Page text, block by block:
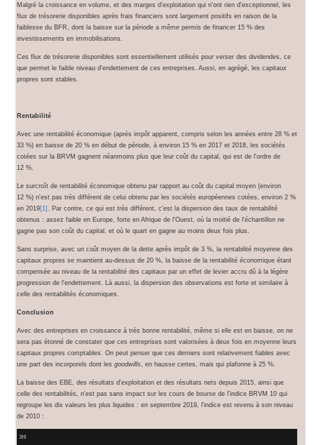
Malgré la croissance en volume, et des marges d'exploitation qui n'ont rien d'exceptionnel, les
flux de trésorerie disponibles après frais financiers sont largement positifs en raison de la
faiblesse du BFR, dont la baisse sur la période a même permis de financer 15 % des
investissements en immobilisations.
Ces flux de trésorerie disponibles sont essentiellement utilisés pour verser des dividendes, ce
que permet le faible niveau d'endettement de ces entreprises. Aussi, en agrégé, les capitaux
propres sont stables.
Rentabilité
Avec une rentabilité économique (après impôt apparent, compris selon les années entre 28 % et
33 %) en baisse de 20 % en début de période, à environ 15 % en 2017 et 2018, les sociétés
cotées sur la BRVM gagnent néanmoins plus que leur coût du capital, qui est de l'ordre de
12 %.
Le surcroît de rentabilité économique obtenu par rapport au coût du capital moyen (environ
12 %) n'est pas très différent de celui obtenu par les sociétés européennes cotées, environ 2 %
en 2019[1]
. Par contre, ce qui est très différent, c'est la dispersion des taux de rentabilité
obtenus : assez faible en Europe, forte en Afrique de l'Ouest, où la moitié de l'échantillon ne
gagne pas son coût du capital, et où le quart en gagne au moins deux fois plus.
Sans surprise, avec un coût moyen de la dette après impôt de 3 %, la rentabilité moyenne des
capitaux propres se maintient au-dessus de 20 %, la baisse de la rentabilité économique étant
compensée au niveau de la rentabilité des capitaux par un effet de levier accru dû à la légère
progression de l'endettement. Là aussi, la dispersion des observations est forte et similaire à
celle des rentabilités économiques.
Conclusion
Avec des entreprises en croissance à très bonne rentabilité, même si elle est en baisse, on ne
sera pas étonné de constater que ces entreprises sont valorisées à deux fois en moyenne leurs
capitaux propres comptables. On peut penser que ces derniers sont relativement fiables avec
une part des incorporels dont les goodwills , en hausse certes, mais qui plafonne à 25 %.
La baisse des EBE, des résultats d'exploitation et des résultats nets depuis 2015, ainsi que
celle des rentabilités, n'est pas sans impact sur les cours de bourse de l'indice BRVM 10 qui
regroupe les dix valeurs les plus liquides : en septembre 2019, l'indice est revenu à son niveau
de 2010 :